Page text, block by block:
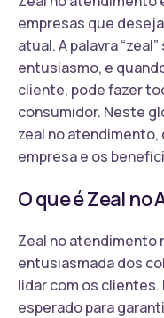
empresas que
atual. A palavra
entusiasmo, e
cliente, pode fazer
consumidor. Neste
zeal no
empresa e os
O que é Zeal
Zeal no
entusiasmada dos
lidar com os clientes.
esperado para